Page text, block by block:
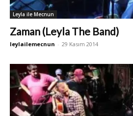
Leyla ile Mecnun
Zaman (Leyla The Band)
leylailemecnun - 29 Kasım 2014